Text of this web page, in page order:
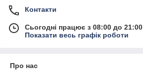
Контакти
Сьогодні працює з 08:00 до 21:00
Показати весь графік роботи
Про нас